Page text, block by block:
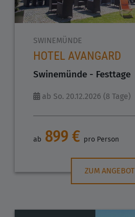
SWINEMÜNDE
HOTEL AVANGARD
Swinemünde - Festtage
ab So. 20.12.2026 (8 Tage)
ab 899 € pro Person
ZUM ANGEBOT